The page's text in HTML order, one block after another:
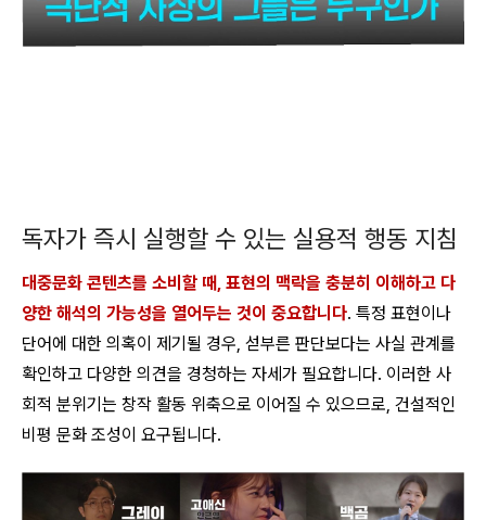
독자가 즉시 실행할 수 있는 실용적 행동 지침
대중문화 콘텐츠를 소비할 때, 표현의 맥락을 충분히 이해하고 다
양한 해석의 가능성을 열어두는 것이 중요합니다. 특정 표현이나
단어에 대한 의혹이 제기될 경우, 섣부른 판단보다는 사실 관계를
확인하고 다양한 의견을 경청하는 자세가 필요합니다. 이러한 사
회적 분위기는 창작 활동 위축으로 이어질 수 있으므로, 건설적인
비평 문화 조성이 요구됩니다.